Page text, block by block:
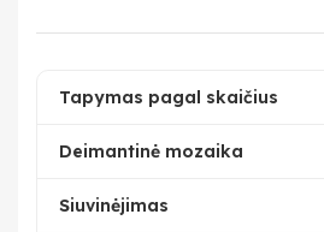
Tapymas pagal skaičius
Deimantinė mozaika
Siuvinėjimas